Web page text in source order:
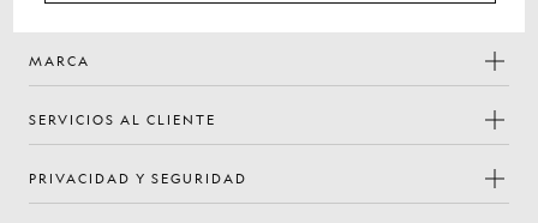
MARCA
SERVICIOS AL CLIENTE
PRIVACIDAD Y SEGURIDAD